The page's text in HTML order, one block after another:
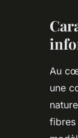
Au
une
fibres